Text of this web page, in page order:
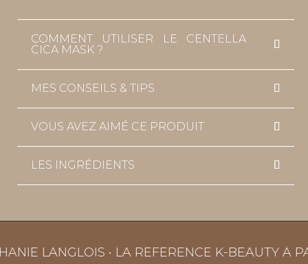
COMMENT UTILISER LE CENTELLA
CICA MASK ?
MES CONSEILS & TIPS
VOUS AVEZ AIMÉ CE PRODUIT
LES INGRÉDIENTS
LANGLOIS • LA RÉFÉRENCE K-BEAUTY À